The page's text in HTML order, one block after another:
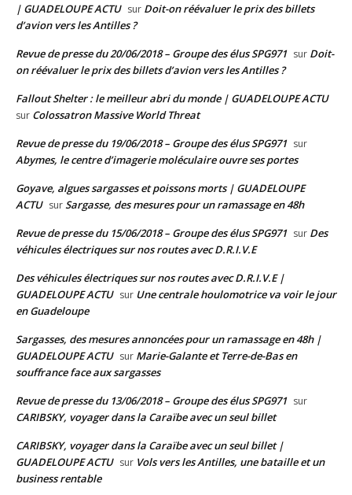
| GUADELOUPE ACTU sur Doit-on réévaluer le prix des billets
d’avion vers les Antilles ?
Revue de presse du 20/06/2018 – Groupe des élus SPG971 sur Doit-
on réévaluer le prix des billets d’avion vers les Antilles ?
Fallout Shelter : le meilleur abri du monde | GUADELOUPE ACTU
sur Colossatron Massive World Threat
Revue de presse du 19/06/2018 – Groupe des élus SPG971 sur
Abymes, le centre d’imagerie moléculaire ouvre ses portes
Goyave, algues sargasses et poissons morts | GUADELOUPE
ACTU surSargasse, des mesures pour un ramassage en 48h
Revue de presse du 15/06/2018 – Groupe des élus SPG971 sur Des
véhicules électriques sur nos routes avec D.R.I.V.E
Des véhicules électriques sur nos routes avec D.R.I.V.E |
GUADELOUPE ACTU sur Une centrale houlomotrice va voir le jour
en Guadeloupe
Sargasses, des mesures annoncées pour un ramassage en 48h |
GUADELOUPE ACTU sur Marie-Galante et Terre-de-Bas en
souffrance face aux sargasses
Revue de presse du 13/06/2018 – Groupe des élus SPG971 sur
CARIBSKY, voyager dans la Caraïbe avec un seul billet
CARIBSKY, voyager dans la Caraïbe avec un seul billet |
GUADELOUPE ACTU sur Vols vers les Antilles, une bataille et un
business rentable